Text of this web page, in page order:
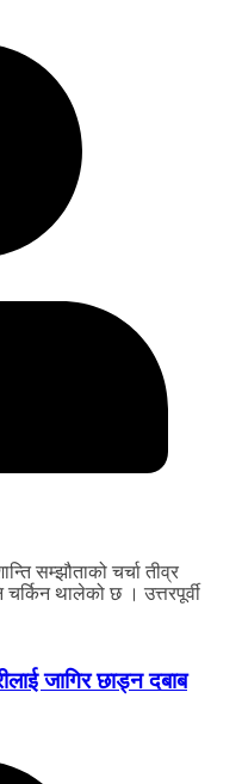
सम्झौताको चर्चा तीव्र
थालेको छ । उत्तरपूर्वी
जागिर छाड्न दबाब